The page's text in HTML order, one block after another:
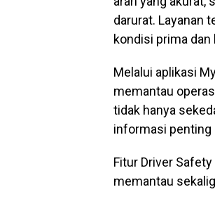
darurat. Layanan
kondisi prima dan
Melalui aplikasi
memantau
tidak hanya
informasi penting
Fitur Driver
memantau